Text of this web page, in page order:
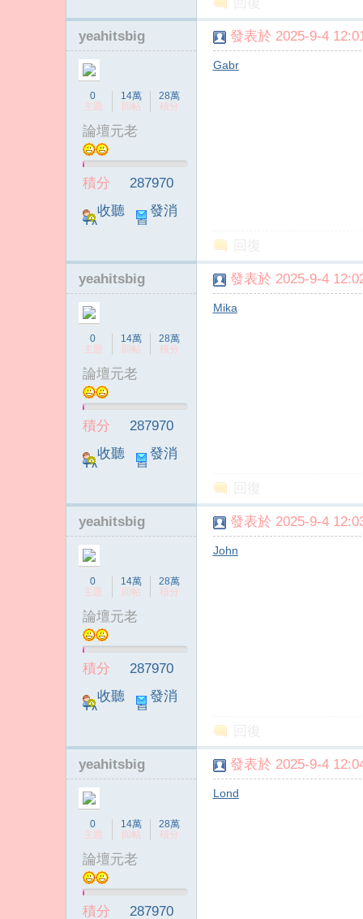
yeahitsbig
0
主題
14萬
回帖
28萬
積分
論壇元老
積分
287970
收聽
TA
發消
息
發表於 2025-9-4
Gabr
yeahitsbig
0
主題
14萬
回帖
28萬
積分
論壇元老
積分
287970
收聽
TA
發消
息
發表於 2025-9-4
Mika
yeahitsbig
0
主題
14萬
回帖
28萬
積分
論壇元老
積分
287970
收聽
TA
發消
息
發表於 2025-9-4
John
yeahitsbig
0
主題
14萬
回帖
28萬
積分
論壇元老
積分 287970
發表於 2025-9-4
Lond